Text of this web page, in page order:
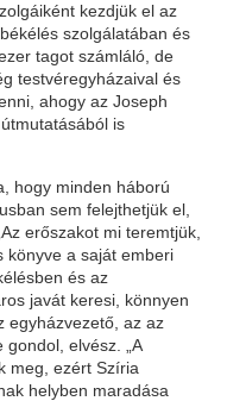
kezdjük el az
szolgálatában és
tagot számláló, de
testvéregyházaival és
ahogy az Joseph
is
hogy minden háború
sem felejthetjük el,
erőszakot mi teremtjük,
könyve a saját emberi
és az
javát keresi, könnyen
egyházvezető, az az
elvész. „A
meg, ezért Szíria
helyben maradása